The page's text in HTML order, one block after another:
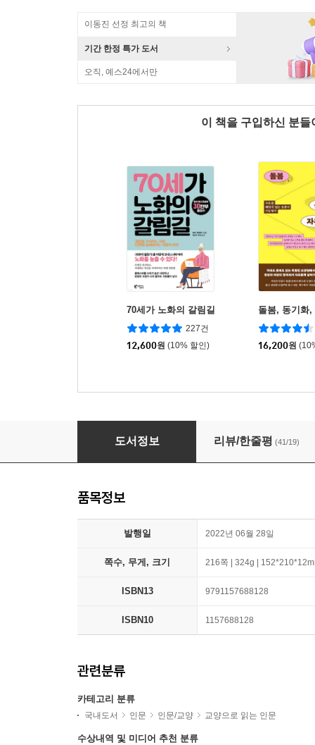
이동진 선정 최고의 책
기간 한정 특가 도서
오직, 예스24에서만
이 책을 구입하신 분
70세가 노화의 갈림길
227건
12,600원 (10% 할인)
돌봄, 동기화,
16,200원
집에서 혼자 죽기를 권하다
도서정보 리뷰/한줄평 (41/19)
품목정보
발행일 2022년 06월 28일
쪽수, 무게, 크기 216쪽 | 324g |
ISBN13 9791157688128
ISBN10 1157688128
관련분류
카테고리 분류
국내도서 인문 인문/교양 교양으로 읽는 인문
수상내역 및 미디어 추천 분류